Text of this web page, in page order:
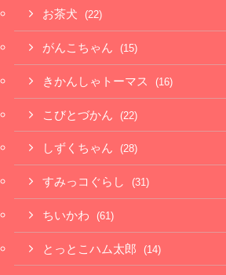
お茶犬 (22)
がんこちゃん (15)
きかんしゃトーマス (16)
こびとづかん (22)
しずくちゃん (28)
すみっコぐらし (31)
ちいかわ (61)
とっとこハム太郎 (14)